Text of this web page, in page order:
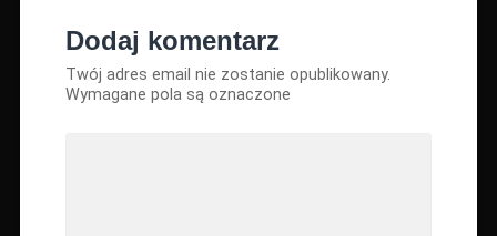
Dodaj komentarz
Twój adres email nie zostanie opublikowany.
Wymagane pola są oznaczone